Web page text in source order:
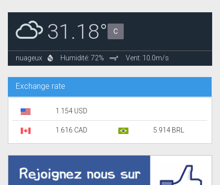
31.18° C
nuageux Humidité: 72% Vent: 10.0m/s
Exchange rate
1.154 USD
1.616 CAD 5.914 BRL